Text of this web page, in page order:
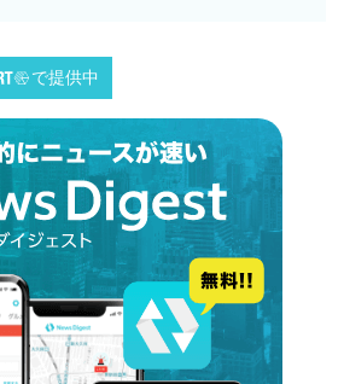
で提供中